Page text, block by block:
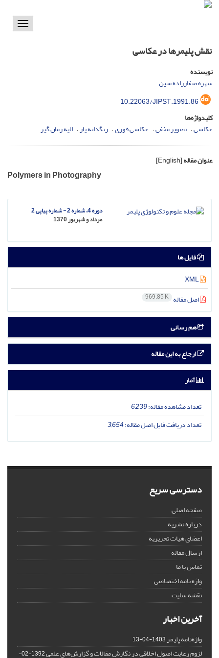
Toggle
نقش پلیمرها در عکاسی
نویسنده
شهره صفارزاده متین
10.22063/JIPST.1991.86
کلیدواژه‌ها
عکاسی تصویر مخفی عکاسی فوری رنگدانه یار لایه زمان گیر
عنوان مقاله[English]
Polymers in Photography
دوره 4، شماره 2 - شماره پیاپی 2
مرداد و شهریور 1370
فایل ها
اصل مقاله 969.85 K
هم رسانی
ارجاع به این مقاله
آمار
تعداد مشاهده مقاله:6,239
تعداد دریافت فایل اصل مقاله:3,654
دسترسی سریع
صفحه اصلی
درباره نشریه
اعضای هیات تحریریه
ارسال مقاله
تماس با ما
واژه نامه اختصاصی
نقشه سایت
آخرین اخبار
واژه‌نامه پلیمر1403-04-13
لزوم رعایت اصول اخلاقی در نگارش مقالات و گزارش‌‌های علمی
1392-02-